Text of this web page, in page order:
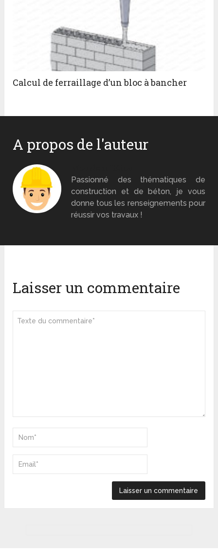
Calcul de ferraillage d’un bloc à bancher
A propos de l'auteur
Passionné des thématiques de
construction et de béton, je vous
donne tous les renseignements pour
réussir vos travaux !
Laisser un commentaire